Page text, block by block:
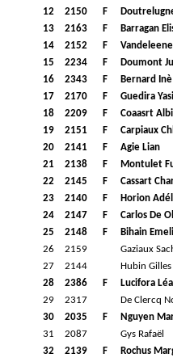
12
2150 F
13
2163 F
Barragan
14
2152 F
15
2234 F
Doumont
16
2343 F
Bernard Inè
17
2170 F
Guedira
18
2209 F
Coaasrt
19
2151 F
Carpiaux
20
2141 F
Agie Lian
21
2138 F
Montulet
22
2145 F
Cassart
23
2140 F
Horion
24
2147 F
Carlos De
25
2148 F
Bihain
26
2159
Gaziaux
27
2144
Hubin Gilles
28
2386 F
Lucifora Léa
29
2317
De Clercq
30
2035 F
Nguyen
31
2087
Gys Rafaël
32
2139 F
Rochus